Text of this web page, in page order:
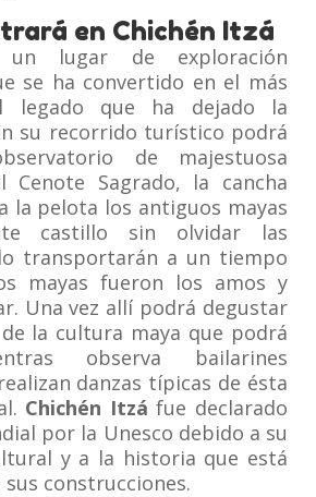
en Chichén Itzá
lugar de exploración
se ha convertido en el más
legado que ha dejado la
su recorrido turístico podrá
de majestuosa
Cenote Sagrado, la cancha
la pelota los antiguos mayas
castillo sin olvidar las
transportarán a un tiempo
mayas fueron los amos y
Una vez allí podrá degustar
la cultura maya que podrá
observa bailarines
danzas típicas de ésta
Chichén Itzá fue declarado
por la Unesco debido a su
y a la historia que está
construcciones.